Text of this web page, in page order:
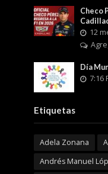
Checo
12
Día
7:16
Etiquetas
Adela Zonana
Andrés Manuel